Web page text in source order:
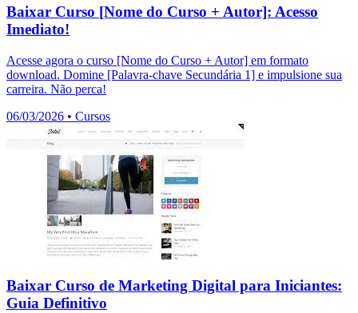
Baixar Curso [Nome do Curso + Autor]: Acesso
Imediato!
Acesse agora o curso [Nome do Curso + Autor] em formato
download. Domine [Palavra-chave Secundária 1] e impulsione sua
carreira. Não perca!
06/03/2026 • Cursos
Baixar Curso de Marketing Digital para Iniciantes:
Guia Definitivo